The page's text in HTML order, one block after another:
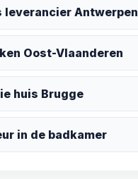
leverancier Antwerpen
Oost-Vlaanderen
huis Brugge
in de badkamer